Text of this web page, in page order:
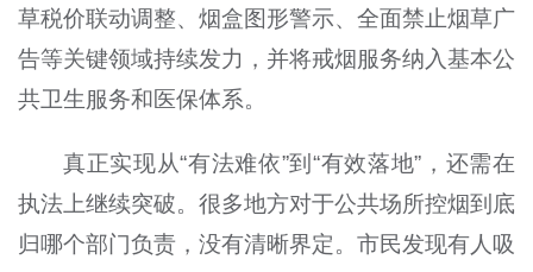
草税价联动调整、烟盒图形警示、全面禁止烟草广
告等关键领域持续发力，并将戒烟服务纳入基本公
共卫生服务和医保体系。
真正实现从“有法难依”到“有效落地”，还需在
执法上继续突破。很多地方对于公共场所控烟到底
归哪个部门负责，没有清晰界定。市民发现有人吸